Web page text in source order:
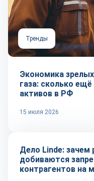
Тренды
Экономика
газа: сколько
активов в РФ
15 июля 2026
Тренды
Дело Linde: зачем
добиваются
контрагентов на